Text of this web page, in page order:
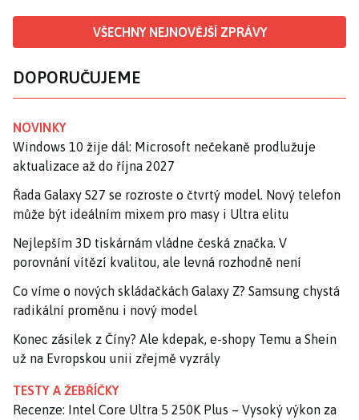
VŠECHNY NEJNOVĚJŠÍ ZPRÁVY
DOPORUČUJEME
NOVINKY
Windows 10 žije dál: Microsoft nečekaně prodlužuje
aktualizace až do října 2027
Řada Galaxy S27 se rozroste o čtvrtý model. Nový telefon
může být ideálním mixem pro masy i Ultra elitu
Nejlepším 3D tiskárnám vládne česká značka. V
porovnání vítězí kvalitou, ale levná rozhodně není
Co víme o nových skládačkách Galaxy Z? Samsung chystá
radikální proměnu i nový model
Konec zásilek z Číny? Ale kdepak, e-shopy Temu a Shein
už na Evropskou unii zřejmě vyzrály
TESTY A ŽEBŘÍČKY
Recenze: Intel Core Ultra 5 250K Plus – Vysoký výkon za